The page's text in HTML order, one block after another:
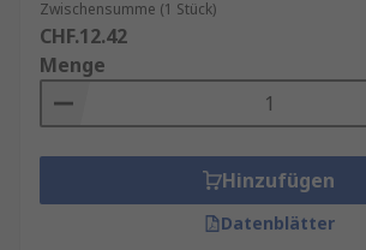
Zwischensumme (1 Stück)
CHF.12.42
Menge
Hinzufügen
Datenblätter